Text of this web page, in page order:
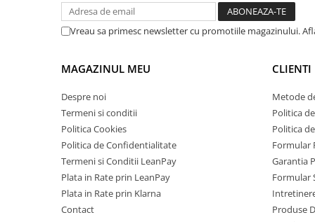
Smartwatch Ulefone
Casti Audio Ulefone
Produse Doogee
Tablete Doogee
Produse Hotwav
Telefoane Mobile Hotwav
Produse Unihertz
Telefoane Mobile Unihertz
Vreau sa primesc newsletter cu promotiile magazinului.
MAGAZINUL MEU
Despre noi
Termeni si conditii
Politica Cookies
Politica de Confidentialitate
Termeni si Conditii LeanPay
Plata in Rate prin LeanPay
Plata in Rate prin Klarna
Contact
CLIENTI
Metode
Politica
Politica
Formular
Garantia
Formular
Produse